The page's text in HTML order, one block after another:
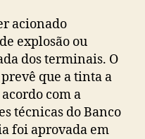
acionado
explosão ou
dos terminais. O
que a tinta a
com a
técnicas do Banco
foi aprovada em